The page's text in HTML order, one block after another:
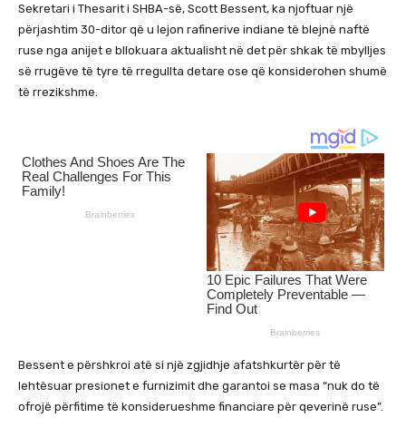
Sekretari i Thesarit i SHBA-së, Scott Bessent, ka njoftuar një
përjashtim 30-ditor që u lejon rafinerive indiane të blejnë naftë
ruse nga anijet e bllokuara aktualisht në det për shkak të mbylljes
së rrugëve të tyre të rregullta detare ose që konsiderohen shumë
të rrezikshme.
Bessent e përshkroi atë si një zgjidhje afatshkurtër për të
lehtësuar presionet e furnizimit dhe garantoi se masa “nuk do të
ofrojë përfitime të konsiderueshme financiare për qeverinë ruse”.